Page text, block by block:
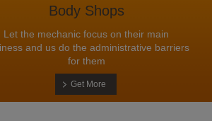
Body Shops
Let the mechanic focus on their main
and us do the administrative barriers
for them
Get More